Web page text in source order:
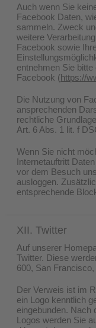
Auch wenn Sie
Facebook Daten,
sammeln. Zweck
weitere
Facebook sowie
entnehmen Sie
Facebook (https://
Die Nutzung von
ansprechenden
rechtliche
Art. 6 Abs. 1 lit. f
Wenn Sie nicht
Internetauftritt
vor dem Besuch
ausloggen.
entsprechende
XII. Twitter
Auf unserer
Twitter. Diese
600, San
Der Verweis ist im
ein Logo kenntlich
eingebunden. Nach
Logos werden Sie